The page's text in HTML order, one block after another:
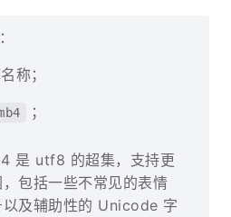
称；
；
是 utf8 的超集，支持更
包括一些不常见的表情
以及辅助性的 Unicode 字